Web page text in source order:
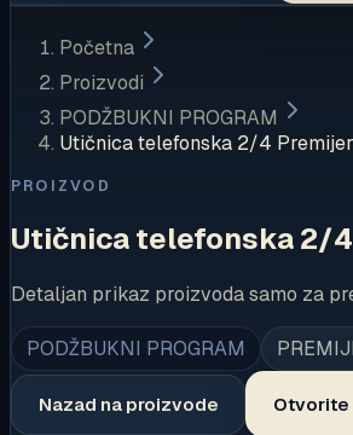
Početna
Proizvodi
PODŽBUKNI PROGRAM
Utičnica telefonska 2/4 Premijer
PROIZVOD
Utičnica telefonska 2/
Detaljan prikaz proizvoda samo za
PODŽBUKNI PROGRAM
Nazad na proizvode